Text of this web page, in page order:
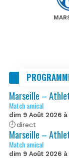
Marseille –
Match amical
dim 9 Août 2026 à
direct
Marseille –
Match amical
dim 9 Août 2026 à